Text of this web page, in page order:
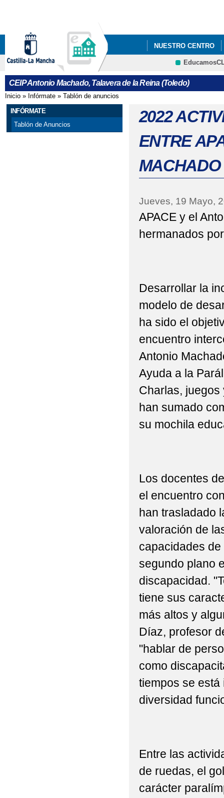
NUESTRO CENTRO
"LOS GOYA DEL
2021_
2022 JUEGO
2022 ' JORNADA
2022 PROYECTOS
2022 VISITA DE 3ºP
2022 'CELEBRACIÓN
2022 'DÍA DE LA
2022
EXCMO.
2022 'MONDILLAS'
2022 'NUESTRA
2022 'TRABAJANDO
2022 'UN FELIZ
2022 'VISITA A LA
2022 , 'POR UNOS
2022 , 'TALAVERA
2022 6ºP
2022 ACTIVIDAD DE
2022 ACTIVIDAD
SALUDABLES_ FOTOS
2022 ACTIVIDAD
2022 ANTONIO
2022 ACTIVIDAD
CRFP
CEIP Antonio Machado, Talavera de la Reina (Toledo)
Se encuentra usted aquí
Inicio » Infórmate » Tablón de anuncios
INFÓRMATE
Tablón de Anuncios
2022
ENTRE
MACHADO
Jueves, 19 Mayo,
APACE y el
hermanados
Desarrollar la
modelo de
ha sido el
encuentro
Antonio
Ayuda a la
Charlas,
han sumado
su mochila
Los docentes
el encuentro
han trasladado
valoración de
capacidades
segundo plano
discapacidad.
tiene sus
más altos y
Díaz, profesor
"hablar de
como
tiempos se
diversidad
Entre las
de ruedas, el
carácter